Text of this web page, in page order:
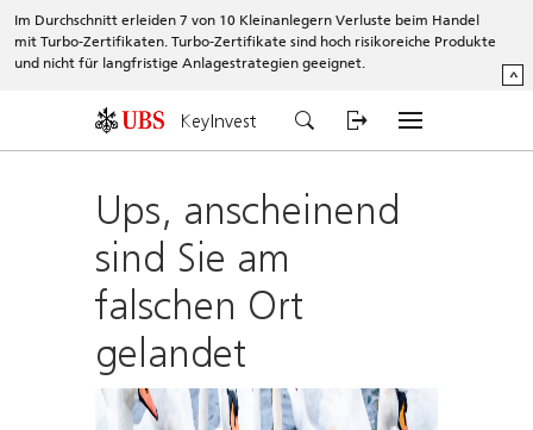
Im Durchschnitt erleiden 7 von 10 Kleinanlegern Verluste beim Handel
mit Turbo-Zertifikaten. Turbo-Zertifikate sind hoch risikoreiche Produkte
und nicht für langfristige Anlagestrategien geeignet.
^
KeyInvest
Ups, anscheinend
sind Sie am
falschen Ort
gelandet